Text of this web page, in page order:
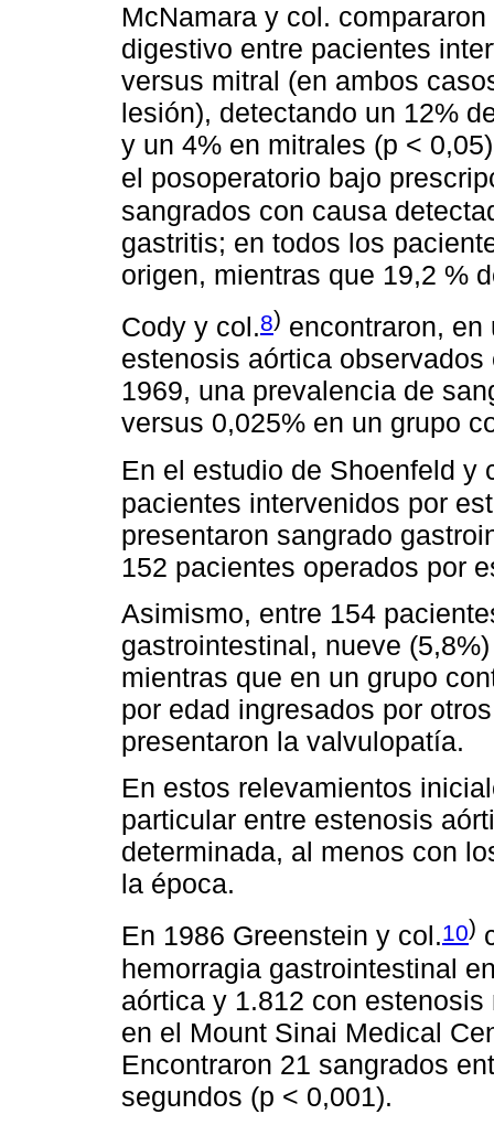
McNamara y col.
digestivo entre pacientes
versus mitral (en ambos
lesión), detectando un 12%
y un 4% en mitrales (p <
el posoperatorio bajo
sangrados con causa
gastritis; en todos los
origen, mientras que 19,2 %
Cody y col.8) encontraron,
estenosis aórtica
1969, una prevalencia de
versus 0,025% en un grupo
En el estudio de Shoenfeld y
pacientes intervenidos por
presentaron sangrado
152 pacientes operados por
Asimismo, entre 154
gastrointestinal, nueve
mientras que en un grupo
por edad ingresados por
presentaron la valvulopatía.
En estos relevamientos
particular entre estenosis
determinada, al menos con
la época.
En 1986 Greenstein y col.10)
hemorragia gastrointestinal
aórtica y 1.812 con
en el Mount Sinai Medical
Encontraron 21 sangrados
segundos (p < 0,001).